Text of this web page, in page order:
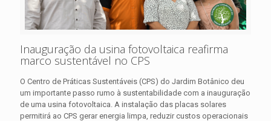
Inauguração da usina fotovoltaica reafirma
marco sustentável no CPS
O Centro de Práticas Sustentáveis (CPS) do Jardim Botânico deu
um importante passo rumo à sustentabilidade com a inauguração
de uma usina fotovoltaica. A instalação das placas solares
permitirá ao CPS gerar energia limpa, reduzir custos operacionais